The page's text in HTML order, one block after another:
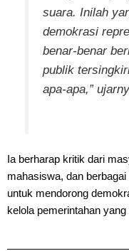
suara. Inilah
demokrasi
benar-benar
publik
apa-apa,”
Ia berharap kritik dari
mahasiswa, dan
untuk mendorong
kelola pemerintahan